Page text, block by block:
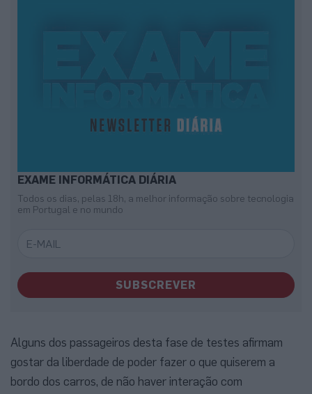
EXAME INFORMÁTICA DIÁRIA
Todos os dias, pelas 18h, a melhor informação sobre tecnologia
em Portugal e no mundo
SUBSCREVER
Alguns dos passageiros desta fase de testes afirmam
gostar da liberdade de poder fazer o que quiserem a
bordo dos carros, de não haver interação com